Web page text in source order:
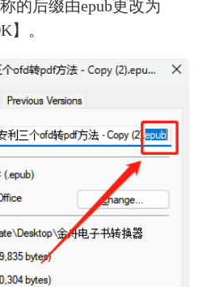
的后缀由epub更改为
】。